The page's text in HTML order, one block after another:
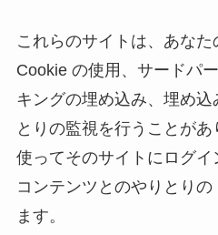
これらのサイトは、あなた
Cookie の使用、サードパ
キングの埋め込み、埋め込
とりの監視を行うことが
使ってそのサイトにログ
コンテンツとのやりとり
ます。